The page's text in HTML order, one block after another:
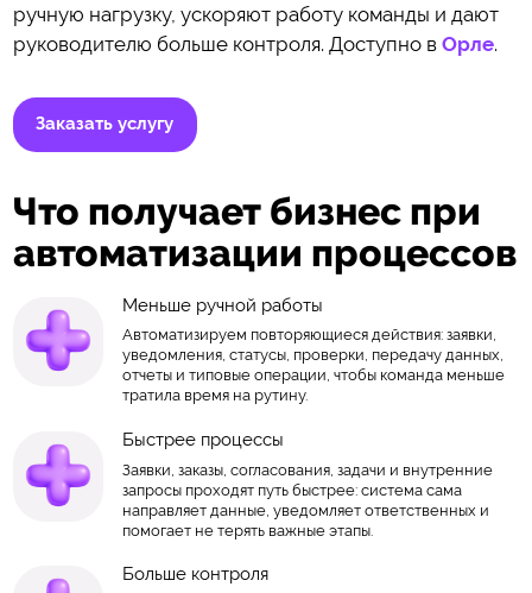
ручную нагрузку, ускоряют работу команды и дают
руководителю больше контроля. Доступно в Орле.
Заказать услугу
Что получает бизнес при
автоматизации процессов
Меньше ручной работы
Автоматизируем повторяющиеся действия: заявки,
уведомления, статусы, проверки, передачу данных,
отчеты и типовые операции, чтобы команда меньше
тратила время на рутину.
Быстрее процессы
Заявки, заказы, согласования, задачи и внутренние
запросы проходят путь быстрее: система сама
направляет данные, уведомляет ответственных и
помогает не терять важные этапы.
Больше контроля